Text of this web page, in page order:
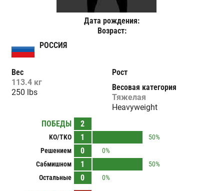
Дата рождения:
Возраст:
РОССИЯ
Вес
113.4 кг
250 lbs
Рост
Весовая категория
Тяжелая
Heavyweight
ПОБЕДЫ
2
KO/TKO 1
50%
Решением
0
0%
Сабмишном
1
50%
Остальные
0 0%